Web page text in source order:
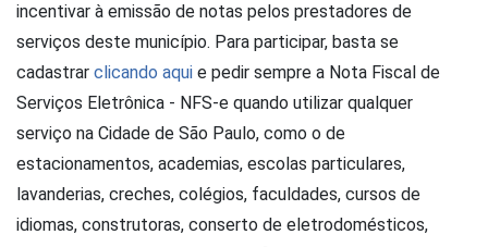
incentivar à emissão de notas pelos prestadores de
serviços deste município. Para participar, basta se
cadastrar clicando aqui e pedir sempre a Nota Fiscal de
Serviços Eletrônica - NFS-e quando utilizar qualquer
serviço na Cidade de São Paulo, como o de
estacionamentos, academias, escolas particulares,
lavanderias, creches, colégios, faculdades, cursos de
idiomas, construtoras, conserto de eletrodomésticos,